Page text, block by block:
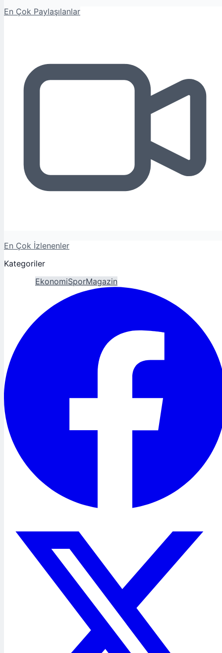
En Çok Paylaşılanlar
En Çok İzlenenler
Kategoriler
EkonomiSporMagazin